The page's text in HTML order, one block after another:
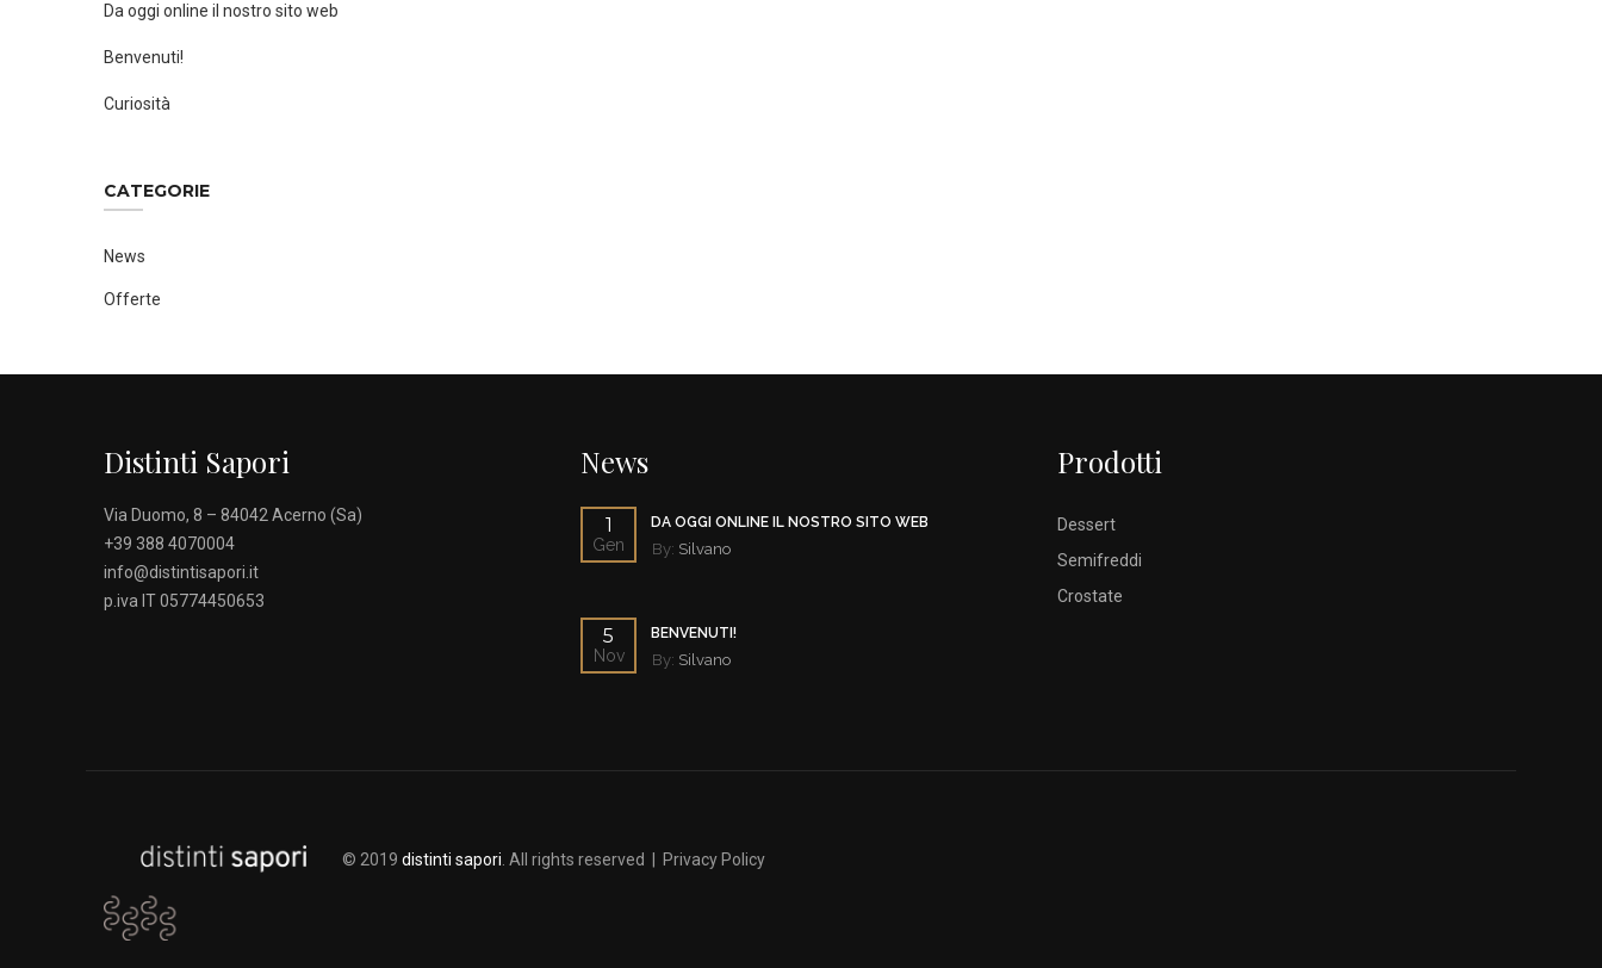
Da oggi online il nostro sito web
Benvenuti!
Curiosità
CATEGORIE
News
Offerte
Distinti Sapori
Via Duomo, 8 – 84042 Acerno (Sa)
+39 388 4070004
info@distintisapori.it
p.iva IT 05774450653
News
1
Gen
DA OGGI ONLINE IL NOSTRO SITO WEB
By: Silvano
5
Nov
BENVENUTI!
By: Silvano
Prodotti
Dessert
Semifreddi
Crostate
© 2019 distinti sapori . All rights reserved | Privacy Policy